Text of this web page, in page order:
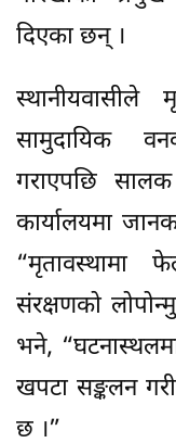
दिएका छन् ।
सामुदायिक
गराएपछि
कार्यालयमा
“मृतावस्थामा
संरक्षणको
भने,
खपटा सङ्कलन
छ ।”